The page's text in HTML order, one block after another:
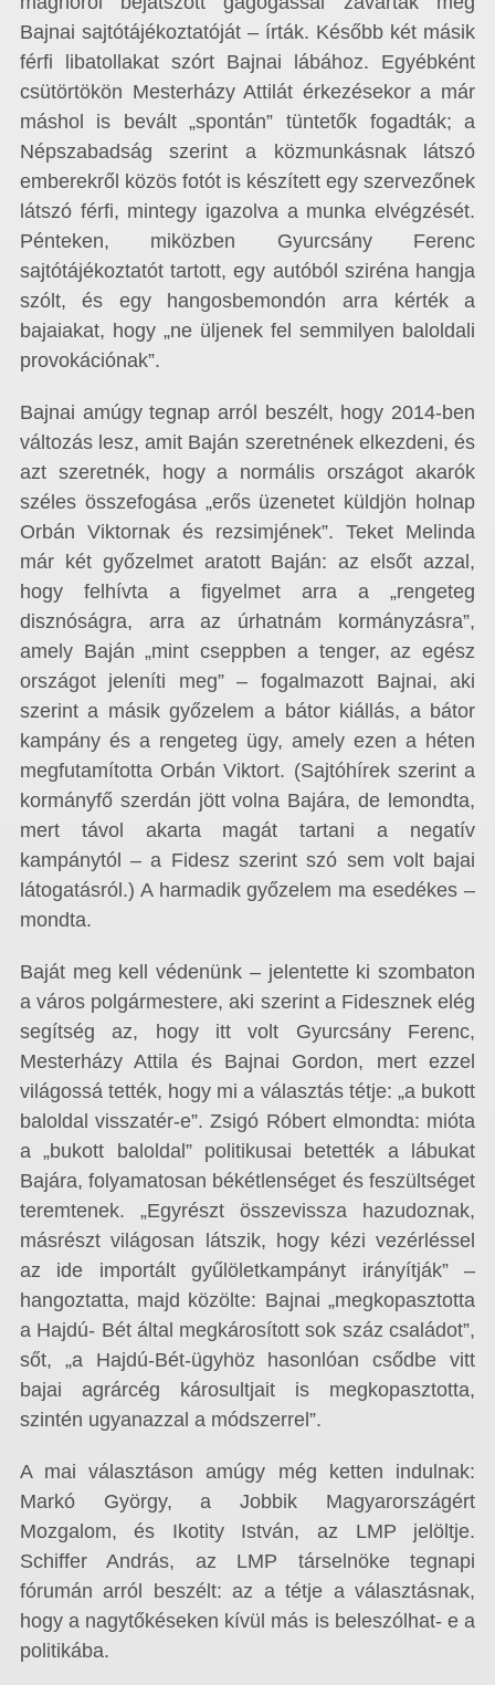
Bajnai sajtótájékoztatóját – írták. Később két másik
férfi libatollakat szórt Bajnai lábához. Egyébként
csütörtökön Mesterházy Attilát érkezésekor a már
máshol is bevált „spontán” tüntetők fogadták; a
Népszabadság szerint a közmunkásnak látszó
emberekről közös fotót is készített egy szervezőnek
látszó férfi, mintegy igazolva a munka elvégzését.
Pénteken, miközben Gyurcsány Ferenc
sajtótájékoztatót tartott, egy autóból sziréna hangja
szólt, és egy hangosbemondón arra kérték a
bajaiakat, hogy „ne üljenek fel semmilyen baloldali
provokációnak”.
Bajnai amúgy tegnap arról beszélt, hogy 2014-ben
változás lesz, amit Baján szeretnének elkezdeni, és
azt szeretnék, hogy a normális országot akarók
széles összefogása „erős üzenetet küldjön holnap
Orbán Viktornak és rezsimjének”. Teket Melinda
már két győzelmet aratott Baján: az elsőt azzal,
hogy felhívta a figyelmet arra a „rengeteg
disznóságra, arra az úrhatnám kormányzásra”,
amely Baján „mint cseppben a tenger, az egész
országot jeleníti meg” – fogalmazott Bajnai, aki
szerint a másik győzelem a bátor kiállás, a bátor
kampány és a rengeteg ügy, amely ezen a héten
megfutamította Orbán Viktort. (Sajtóhírek szerint a
kormányfő szerdán jött volna Bajára, de lemondta,
mert távol akarta magát tartani a negatív
kampánytól – a Fidesz szerint szó sem volt bajai
látogatásról.) A harmadik győzelem ma esedékes –
mondta.
Baját meg kell védenünk – jelentette ki szombaton
a város polgármestere, aki szerint a Fidesznek elég
segítség az, hogy itt volt Gyurcsány Ferenc,
Mesterházy Attila és Bajnai Gordon, mert ezzel
világossá tették, hogy mi a választás tétje: „a bukott
baloldal visszatér-e”. Zsigó Róbert elmondta: mióta
a „bukott baloldal” politikusai betették a lábukat
Bajára, folyamatosan békétlenséget és feszültséget
teremtenek. „Egyrészt összevissza hazudoznak,
másrészt világosan látszik, hogy kézi vezérléssel
az ide importált gyűlöletkampányt irányítják” –
hangoztatta, majd közölte: Bajnai „megkopasztotta
a Hajdú- Bét által megkárosított sok száz családot”,
sőt, „a Hajdú-Bét-ügyhöz hasonlóan csődbe vitt
bajai agrárcég károsultjait is megkopasztotta,
szintén ugyanazzal a módszerrel”.
A mai választáson amúgy még ketten indulnak:
Markó György, a Jobbik Magyarországért
Mozgalom, és Ikotity István, az LMP jelöltje.
Schiffer András, az LMP társelnöke tegnapi
fórumán arról beszélt: az a tétje a választásnak,
hogy a nagytőkéseken kívül más is beleszólhat- e a
politikába.